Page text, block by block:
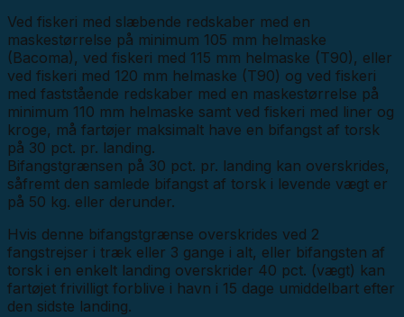
Ved fiskeri med slæbende redskaber med en
maskestørrelse på minimum 105 mm helmaske
(Bacoma), ved fiskeri med 115 mm helmaske (T90), eller
ved fiskeri med 120 mm helmaske (T90) og ved fiskeri
med faststående redskaber med en maskestørrelse på
minimum 110 mm helmaske samt ved fiskeri med liner og
kroge, må fartøjer maksimalt have en bifangst af torsk
på 30 pct. pr. landing.
Bifangstgrænsen på 30 pct. pr. landing kan overskrides,
såfremt den samlede bifangst af torsk i levende vægt er
på 50 kg. eller derunder.
Hvis denne bifangstgrænse overskrides ved 2
fangstrejser i træk eller 3 gange i alt, eller bifangsten af
torsk i en enkelt landing overskrider 40 pct. (vægt) kan
fartøjet frivilligt forblive i havn i 15 dage umiddelbart efter
den sidste landing.